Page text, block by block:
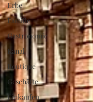
Erbe
Familie
Gastronomie
Kanal
Boutique
Geschäfte
Einkaufen